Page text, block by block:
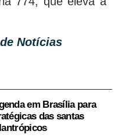
Notícias
em Brasília para
das santas